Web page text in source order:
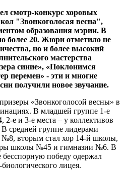
смотр-конкурс хоровых
"Звонкоголосая весна",
образования мэрии. В
более 20. Жюри отметило не
но и более высокий
мастерства
синие», «Поклонимся
перемен» - эти и многие
получили новое звучание.
«Звонкоголосой весны» в
В младшей группе 1-е
е и 3-е места – у коллективов
группе лидерами
№8, вторым стал хор 14-й школы,
школы №45 и гимназии №6. В
бесспорную победу одержал
лицея.